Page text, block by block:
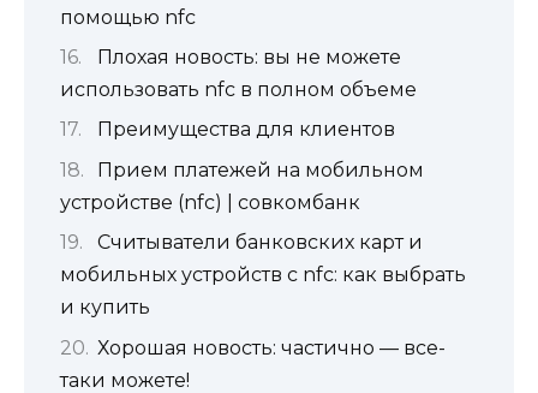
помощью nfc
Плохая новость: вы не можете
использовать nfc в полном объеме
Преимущества для клиентов
Прием платежей на мобильном
устройстве (nfc) | совкомбанк
Считыватели банковских карт и
мобильных устройств с nfc: как выбрать
и купить
Хорошая новость: частично — все-
таки можете!